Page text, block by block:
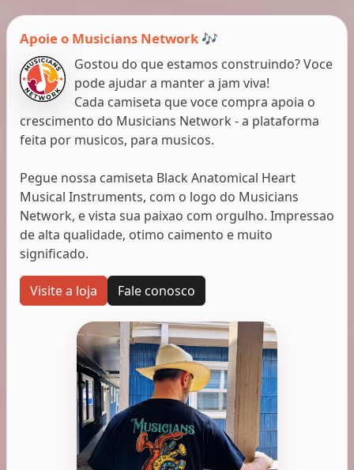
Apoie o Musicians Network 🎶
Gostou do que estamos construindo? Voce
pode ajudar a manter a jam viva!
Cada camiseta que voce compra apoia o
crescimento do Musicians Network - a plataforma
feita por musicos, para musicos.
Pegue nossa camiseta Black Anatomical Heart
Musical Instruments, com o logo do Musicians
Network, e vista sua paixao com orgulho. Impressao
de alta qualidade, otimo caimento e muito
significado.
Visite a loja Fale conosco